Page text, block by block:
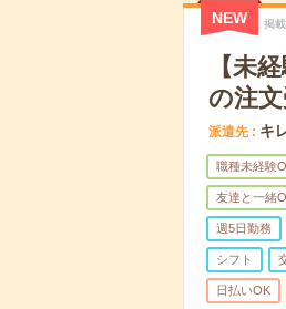
NEW 掲載
【未
の注
派遣先 キ
職種未経験
友達と一緒
週5日勤務
シフト
日払いOK